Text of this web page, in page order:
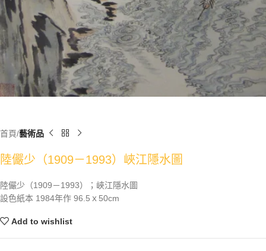
首頁 藝術品
陸儼少（1909－1993）峽江隱水圖
陸儼少（1909－1993）；峽江隱水圖
設色紙本 1984年作 96.5ｘ50cm
Add to wishlist